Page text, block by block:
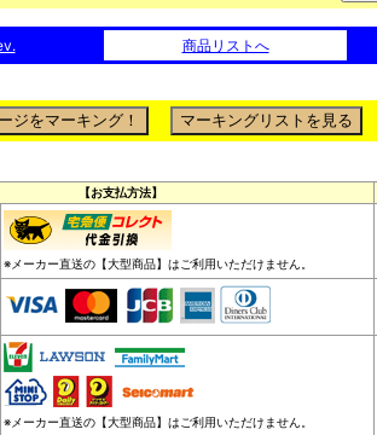
商品リストへ
【お支払方法】
※メーカー直送の【大型商品】はご利用いただけません。
※メーカー直送の【大型商品】はご利用いただけません。